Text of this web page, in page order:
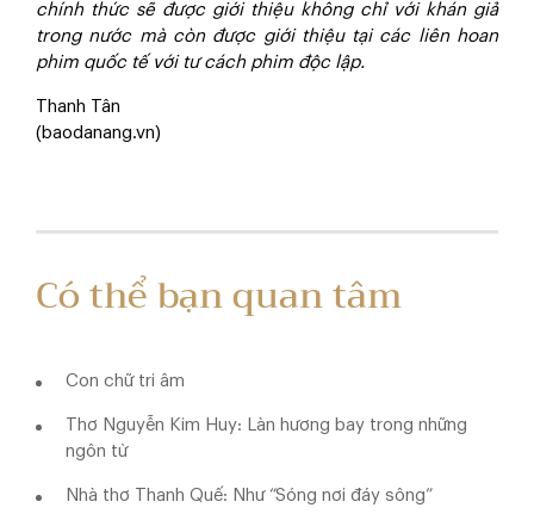
chính thức sẽ được giới thiệu không chỉ với khán giả
trong nước mà còn được giới thiệu tại các liên hoan
phim quốc tế với tư cách phim độc lập.
Thanh Tân
(baodanang.vn)
Có thể bạn quan tâm
Con chữ tri âm
Thơ Nguyễn Kim Huy: Làn hương bay trong những
ngôn từ
Nhà thơ Thanh Quế: Như “Sóng nơi đáy sông”